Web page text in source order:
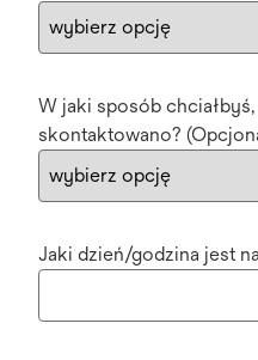
W jaki sposób
skontaktowano?
Jaki dzień/godzina jest